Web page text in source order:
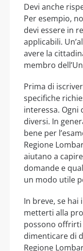
Devi anche
Per esempio,
devi essere in
applicabili.
avere la
membro
Prima di
specifiche
interessa. Ogni
diversi. In
bene per
Regione
aiutano a
domande e
un modo utile
In breve, se
metterti alla
possono
dimenticare di
Regione